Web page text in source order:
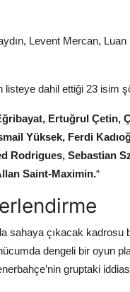
Levent Mercan,
listeye dahil ettiği 23 isim
Ertuğrul Çetin,
Yüksek, Ferdi
Rodrigues, Sebastian
Saint-Maximin.“
sahaya çıkacak
dengeli bir oyun
gruptaki